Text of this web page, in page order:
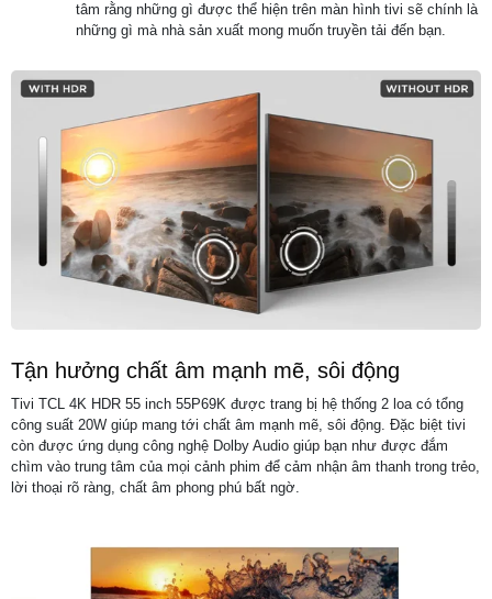
tâm rằng những gì được thể hiện trên màn hình tivi sẽ chính là
những gì mà nhà sản xuất mong muốn truyền tải đến bạn.
Tận hưởng chất âm mạnh mẽ, sôi động
Tivi TCL 4K HDR 55 inch 55P69K được trang bị hệ thống 2 loa có tổng
công suất 20W giúp mang tới chất âm mạnh mẽ, sôi động. Đặc biệt tivi
còn được ứng dụng công nghệ Dolby Audio giúp bạn như được đắm
chìm vào trung tâm của mọi cảnh phim để cảm nhận âm thanh trong trẻo,
lời thoại rõ ràng, chất âm phong phú bất ngờ.